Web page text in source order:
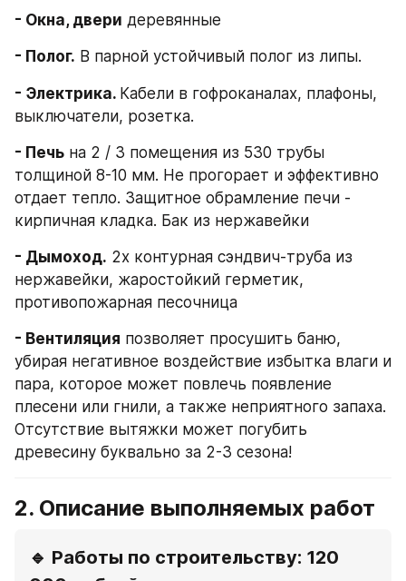
- Окна, двери деревянные
- Полог. В парной устойчивый полог из липы.
- Электрика. Кабели в гофроканалах, плафоны,
выключатели, розетка.
- Печь на 2 / 3 помещения из 530 трубы
толщиной 8-10 мм. Не прогорает и эффективно
отдает тепло. Защитное обрамление печи -
кирпичная кладка. Бак из нержавейки
- Дымоход. 2х контурная сэндвич-труба из
нержавейки, жаростойкий герметик,
противопожарная песочница
- Вентиляция позволяет просушить баню,
убирая негативное воздействие избытка влаги и
пара, которое может повлечь появление
плесени или гнили, а также неприятного запаха.
Отсутствие вытяжки может погубить
древесину буквально за 2-3 сезона!
2. Описание выполняемых работ
🔹 Работы по строительству: 120